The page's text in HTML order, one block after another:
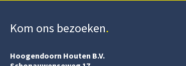
Kom ons bezoeken
Hoogendoorn Houten B.V.